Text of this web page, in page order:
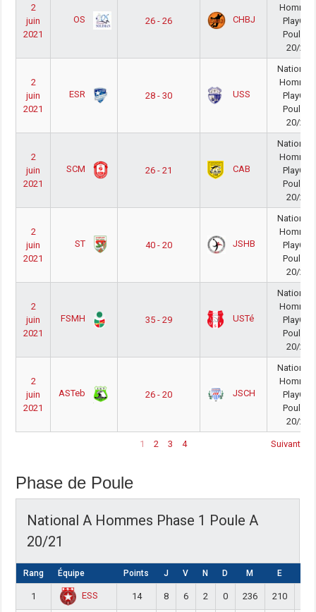
2
juin
2021
OS 26 - 26 CHBJ
PlayOut
Poule A
20/21
2
juin
2021
ESR 28 - 30 USS
National
PlayOut
Poule B
20/21
2
juin
2021
SCM 26 - 21 CAB
National
PlayOut
Poule A
20/21
2
juin
2021
ST 40 - 20 JSHB
National
PlayOut
Poule A
20/21
2
juin
2021
FSMH 35 - 29 USTé
National
PlayOut
Poule B
20/21
2
juin
2021
ASTeb 26 - 20 JSCH
National
PlayOut
Poule B
20/21
1 2 3 4 Suivant
Phase de Poule
National A Hommes Phase 1 Poule A
20/21
Rang Équipe Points J V N D M E
1 ESS 14 8 6 2 0 236 210